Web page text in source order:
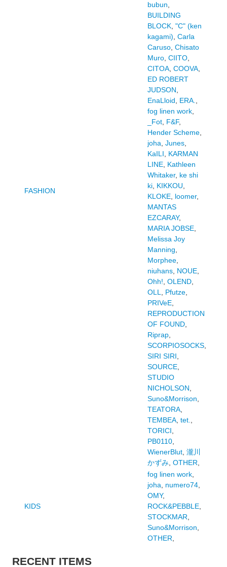
FASHION
bubun,
BUILDING
BLOCK, "C" (ken
kagami), Carla
Caruso, Chisato
Muro, CIITO,
CITOA, COOVA,
ED ROBERT
JUDSON,
EnaLloid, ERA.,
fog linen work,
_Fot, F&F,
Hender Scheme,
joha, Junes,
KaILI, KARMAN
LINE, Kathleen
Whitaker, ke shi
ki, KIKKOU,
KLOKE, loomer,
MANTAS
EZCARAY,
MARIA JOBSE,
Melissa Joy
Manning,
Morphee,
niuhans, NOUE,
Ohh!, OLEND,
OLL, Pfutze,
PRIVeE,
REPRODUCTION
OF FOUND,
Riprap,
SCORPIOSOCKS,
SIRI SIRI,
SOURCE,
STUDIO
NICHOLSON,
Suno&Morrison,
TEATORA,
TEMBEA, tet.,
TORICI,
PB0110,
WienerBlut, 瀧川
かずみ, OTHER,
KIDS
fog linen work,
joha, numero74,
OMY,
ROCK&PEBBLE,
STOCKMAR,
Suno&Morrison,
OTHER,
RECENT ITEMS